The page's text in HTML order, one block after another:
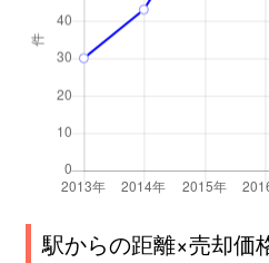
駅からの距離×売却価